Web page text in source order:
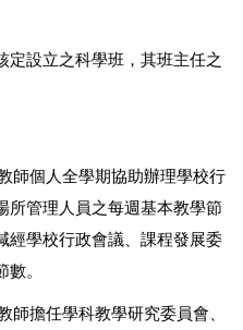
定設立之科學班，其班主任之
師個人全學期協助辦理學校行
所管理人員之每週基本教學節
經學校行政會議、課程發展委
。
師擔任學科教學研究委員會、